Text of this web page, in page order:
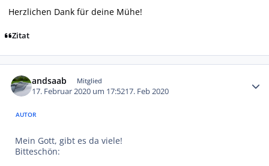
Herzlichen Dank für deine Mühe!
Zitat
andsaab Mitglied
17. Februar 2020 um 17:5217. Feb 2020
AUTOR
Mein Gott, gibt es da viele!
Bitteschön: